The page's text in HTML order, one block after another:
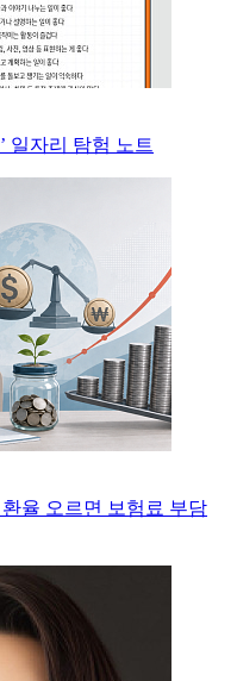
일자리 탐험 노트
율 오르면 보험료 부담